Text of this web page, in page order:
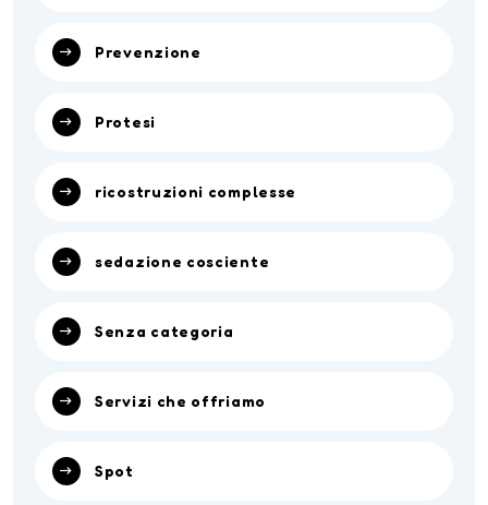
Prevenzione
Protesi
ricostruzioni complesse
sedazione cosciente
Senza categoria
Servizi che offriamo
Spot